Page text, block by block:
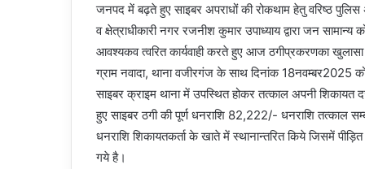
जनपद में बढ़ते हुए साइबर अपराधों की रोकथाम हेतु वरिष्ठ
व क्षेत्राधीकारी नगर रजनीश कुमार उपाध्याय द्वारा जन
आवश्यक‌‌व त्वरित कार्यवाही करते हुए आज‌ ठगी‌प्र‌करण‌का खुलासा
ग्राम नवादा, थाना वजीरगंज के साथ दिनांक 18नवम्बर2025
साइबर क्राइम थाना में उपस्थित होकर तत्काल अपनी शिकायत
हुए साइबर ठगी की पूर्ण धनराशि 82,222/- धनराशि तत्काल
धनराशि शिकायतकर्ता के खाते में स्थानान्तरित किये जिसमें
गये है।